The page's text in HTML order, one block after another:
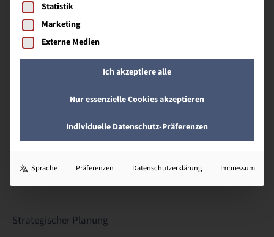
Die Auswahl von Hardware und/oder Software auf
der Grundlage eines Sollkonzepts wird als
Systemauswahl bezeichnet. Der Begriff setzt voraus,
dass am Markt mehrere Software-Systeme
existieren, die für den Einsatz in einem
angenommenen Unternehmen zum Einsatz kommen
könnten. Systemauswahl meint, aus diesem Pool an
verfügbaren Systemen ein System auszuwählen,
welches dann implementiert wird und zum Einsatz
kommen soll.
S
Strategischer Planung
Statistik
Marketing
Externe Medien
Ich akzeptiere alle
Nur essenzielle Cookies akzeptieren
Individuelle Datenschutz-Präferenzen
Sprache Präferenzen Datenschutzerklärung Impressum